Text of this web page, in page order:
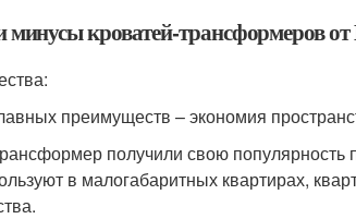
кроватей-трансформеров от
преимуществ – экономия
получили свою
в малогабаритных квартирах,